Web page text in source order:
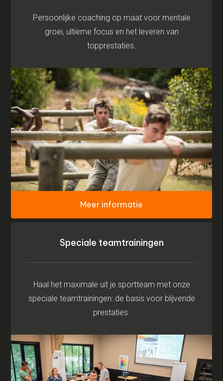
Persoonlijke coaching op maat voor mentale
groei, ultieme focus en het leveren van
topprestaties.
Meer informatie
Speciale teamtrainingen
Haal het maximale uit je sportteam met onze
speciale teamtrainingen: de basis voor blijvende
prestaties.